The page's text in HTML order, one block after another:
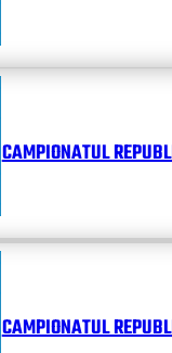
CAMPIONATUL
CAMPIONATUL